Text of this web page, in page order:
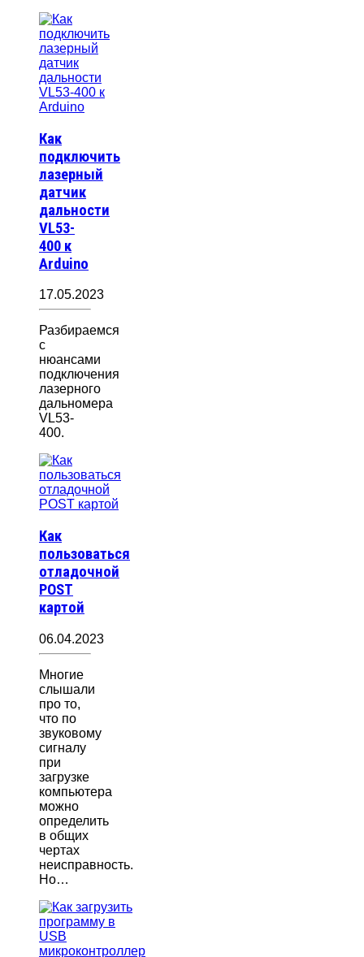
Как
подключить
лазерный
датчик
дальности
VL53-
400 к
Arduino
17.05.2023
Разбираемся
с
нюансами
подключения
лазерного
дальномера
VL53-
400.
Как
пользоваться
отладочной
POST
картой
06.04.2023
Многие
слышали
про то,
что по
звуковому
сигналу
при
загрузке
компьютера
можно
определить
в общих
чертах
неисправность.
Но…